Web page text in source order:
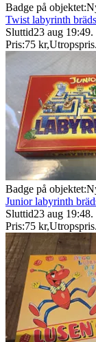
Badge på objektet:
Twist labyrinth
Sluttid23 aug 19:49.
Pris:75 kr,Utropspris.
Badge på objektet:
Junior labyrinth
Sluttid23 aug 19:48.
Pris:75 kr,Utropspris.